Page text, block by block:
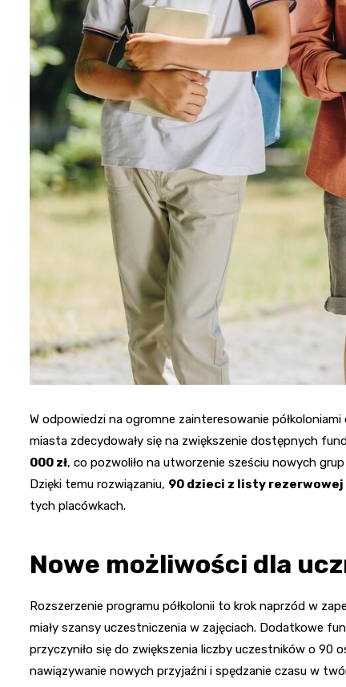
W odpowiedzi na ogromne zainteresowanie
miasta zdecydowały się na zwiększenie dostępnych
000 zł, co pozwoliło na utworzenie sześciu nowych
Dzięki temu rozwiązaniu, 90 dzieci z listy rezerwowej
tych placówkach.
Nowe możliwości dla
Rozszerzenie programu półkolonii to krok naprzód w
miały szansy uczestniczenia w zajęciach. Dodatkowe
przyczyniło się do zwiększenia liczby uczestników o 90
nawiązywanie nowych przyjaźni i spędzanie czasu w